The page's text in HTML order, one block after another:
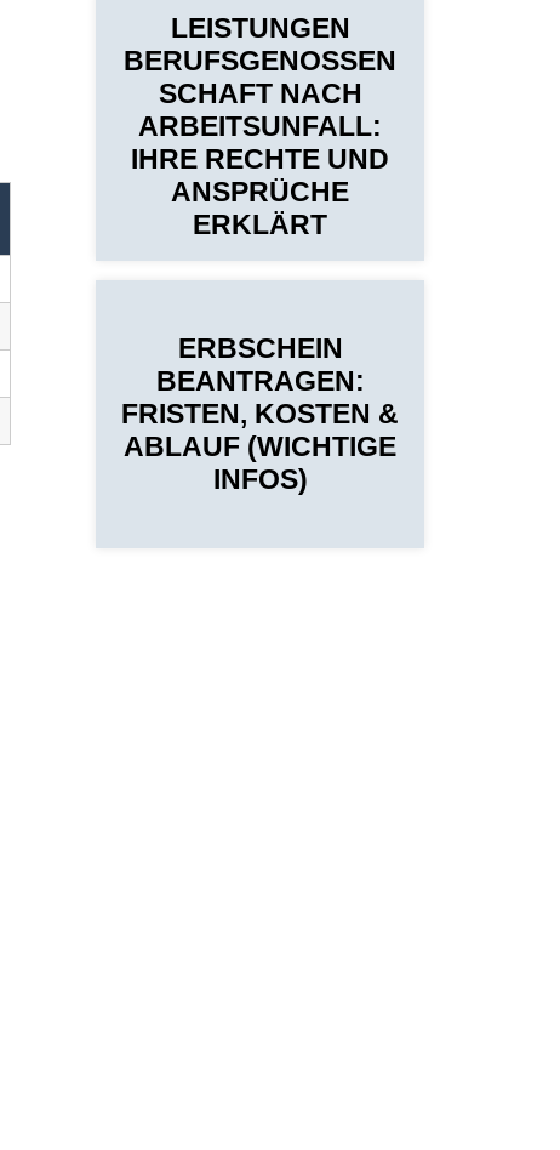
LEISTUNGEN
BERUFSGENOSSEN
SCHAFT NACH
ARBEITSUNFALL:
IHRE RECHTE UND
ANSPRÜCHE
ERKLÄRT
ERBSCHEIN
BEANTRAGEN:
FRISTEN, KOSTEN &
ABLAUF (WICHTIGE
INFOS)